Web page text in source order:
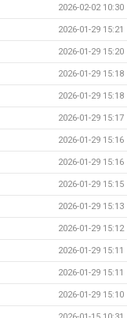
2026-02-02 10:30
2026-01-29 15:21
2026-01-29 15:20
2026-01-29 15:18
2026-01-29 15:18
2026-01-29 15:17
2026-01-29 15:16
2026-01-29 15:16
2026-01-29 15:15
2026-01-29 15:13
2026-01-29 15:12
2026-01-29 15:11
2026-01-29 15:11
2026-01-29 15:10